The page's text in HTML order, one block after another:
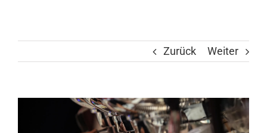
Zurück Weiter